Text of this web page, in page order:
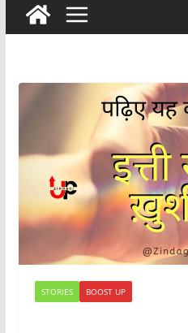
STORIES BOOST UP